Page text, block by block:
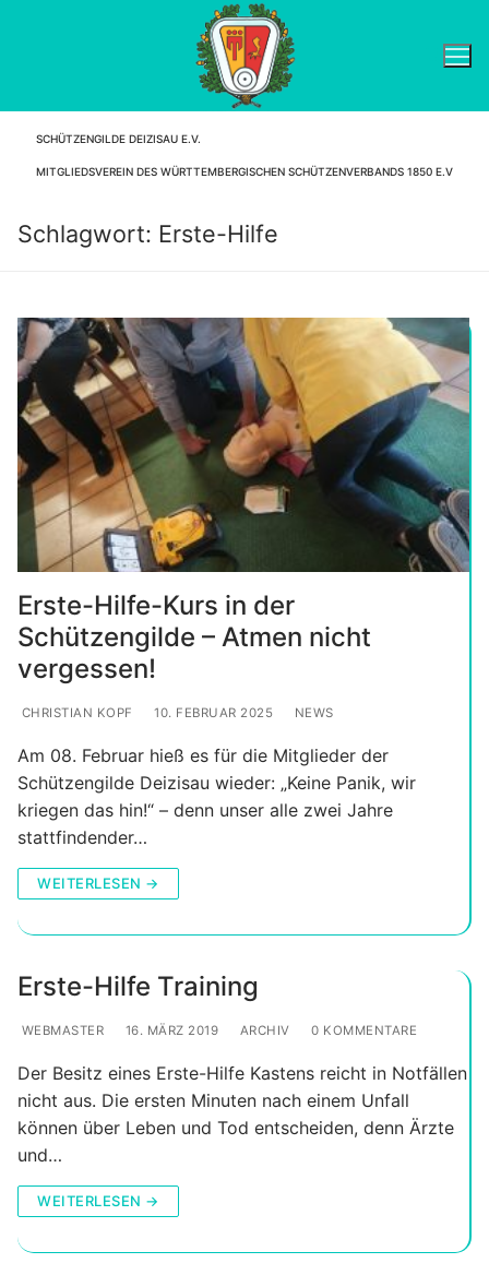
SCHÜTZENGILDE DEIZISAU E.V.
MITGLIEDSVEREIN DES WÜRTTEMBERGISCHEN SCHÜTZENVERBANDS 1850 E.V
Schlagwort: Erste-Hilfe
Erste-Hilfe-Kurs in der
Schützengilde – Atmen nicht
vergessen!
CHRISTIAN KOPF 10. FEBRUAR 2025 NEWS
Am 08. Februar hieß es für die Mitglieder der
Schützengilde Deizisau wieder: „Keine Panik, wir
kriegen das hin!“ – denn unser alle zwei Jahre
stattfindender…
WEITERLESEN →
Erste-Hilfe Training
WEBMASTER 16. MÄRZ 2019 ARCHIV 0 KOMMENTARE
Der Besitz eines Erste-Hilfe Kastens reicht in Notfällen
nicht aus. Die ersten Minuten nach einem Unfall
können über Leben und Tod entscheiden, denn Ärzte
und…
WEITERLESEN →